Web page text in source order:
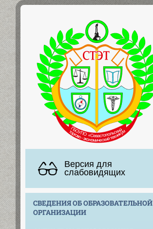
Версия для
слабовидящих
СВЕДЕНИЯ ОБ ОБРАЗОВАТЕЛЬНОЙ
ОРГАНИЗАЦИИ